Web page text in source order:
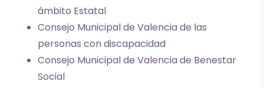
ámbito Estatal
Consejo Municipal de Valencia de las
personas con discapacidad
Consejo Municipal de Valencia de Benestar
Social